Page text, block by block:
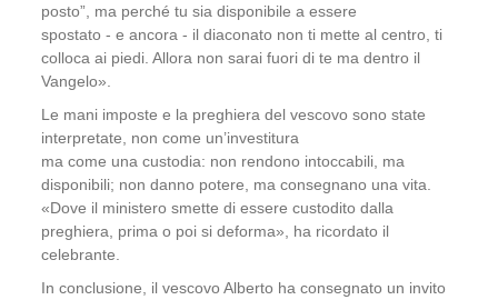
posto”, ma perché tu sia disponibile a essere
spostato -e ancora - il diaconato non ti mette al centro , ti
colloca ai piedi . Allora non sarai fuori di te ma dentro il
Vangelo»
Le mani imposte e la preghiera del vescovo sono state
interpretate , non come un’investitura
macome unacustodia: non rendono intoccabili, ma
disponibili; non danno potere, ma consegnano una vita.
«Dove il ministero smette di essere custodito dalla
preghiera, prima o poi si deforma», ha ricordato il
celebrante.
In conclusione
il vescovo Alberto ha consegnato un invito